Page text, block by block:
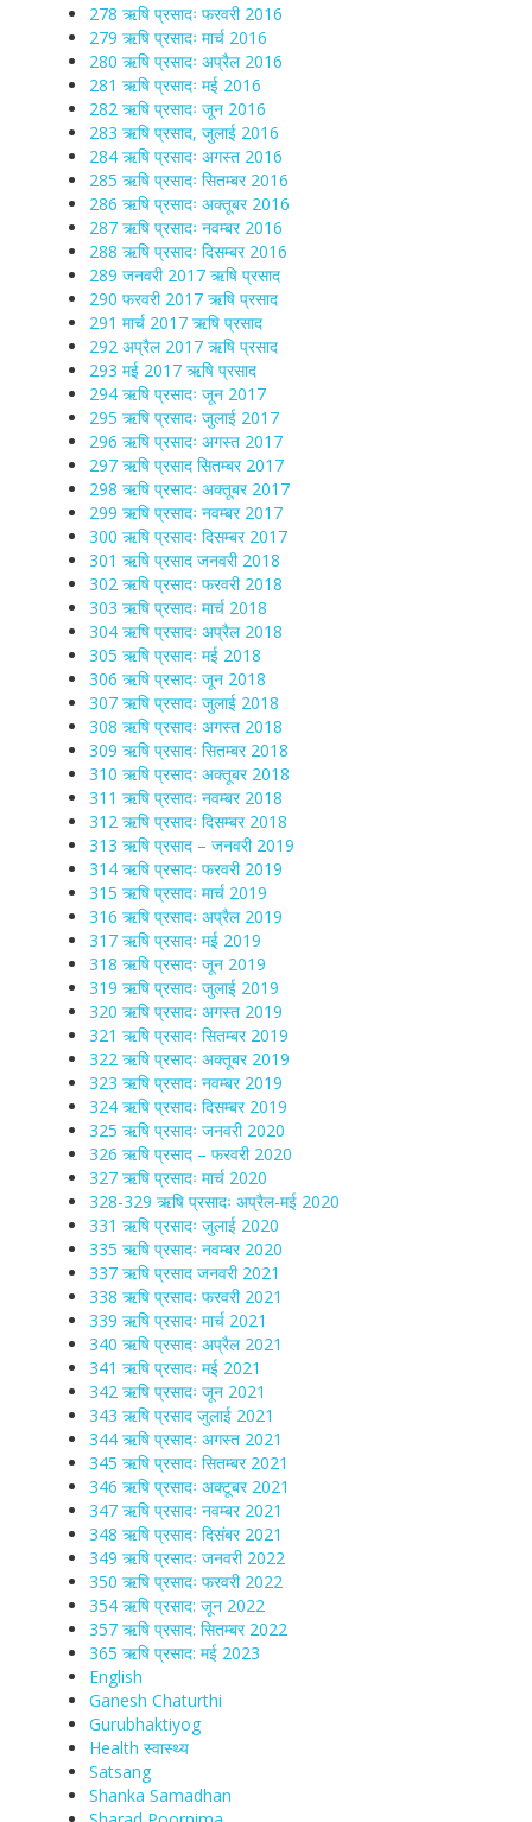
278 ऋषि प्रसादः फरवरी 2016
279 ऋषि प्रसादः मार्च 2016
280 ऋषि प्रसादः अप्रैल 2016
281 ऋषि प्रसादः मई 2016
282 ऋषि प्रसादः जून 2016
283 ऋषि प्रसाद, जुलाई 2016
284 ऋषि प्रसादः अगस्त 2016
285 ऋषि प्रसादः सितम्बर 2016
286 ऋषि प्रसादः अक्तूबर 2016
287 ऋषि प्रसादः नवम्बर 2016
288 ऋषि प्रसादः दिसम्बर 2016
289 जनवरी 2017 ऋषि प्रसाद
290 फरवरी 2017 ऋषि प्रसाद
291 मार्च 2017 ऋषि प्रसाद
292 अप्रैल 2017 ऋषि प्रसाद
293 मई 2017 ऋषि प्रसाद
294 ऋषि प्रसादः जून 2017
295 ऋषि प्रसादः जुलाई 2017
296 ऋषि प्रसादः अगस्त 2017
297 ऋषि प्रसाद सितम्बर 2017
298 ऋषि प्रसादः अक्तूबर 2017
299 ऋषि प्रसादः नवम्बर 2017
300 ऋषि प्रसादः दिसम्बर 2017
301 ऋषि प्रसाद जनवरी 2018
302 ऋषि प्रसादः फरवरी 2018
303 ऋषि प्रसादः मार्च 2018
304 ऋषि प्रसादः अप्रैल 2018
305 ऋषि प्रसादः मई 2018
306 ऋषि प्रसादः जून 2018
307 ऋषि प्रसादः जुलाई 2018
308 ऋषि प्रसादः अगस्त 2018
309 ऋषि प्रसादः सितम्बर 2018
310 ऋषि प्रसादः अक्तूबर 2018
311 ऋषि प्रसादः नवम्बर 2018
312 ऋषि प्रसादः दिसम्बर 2018
313 ऋषि प्रसाद – जनवरी 2019
314 ऋषि प्रसादः फरवरी 2019
315 ऋषि प्रसादः मार्च 2019
316 ऋषि प्रसादः अप्रैल 2019
317 ऋषि प्रसादः मई 2019
318 ऋषि प्रसादः जून 2019
319 ऋषि प्रसादः जुलाई 2019
320 ऋषि प्रसादः अगस्त 2019
321 ऋषि प्रसादः सितम्बर 2019
322 ऋषि प्रसादः अक्तूबर 2019
323 ऋषि प्रसादः नवम्बर 2019
324 ऋषि प्रसादः दिसम्बर 2019
325 ऋषि प्रसादः जनवरी 2020
326 ऋषि प्रसाद – फरवरी 2020
327 ऋषि प्रसादः मार्च 2020
328-329 ऋषि प्रसादः अप्रैल-मई 2020
331 ऋषि प्रसादः जुलाई 2020
335 ऋषि प्रसादः नवम्बर 2020
337 ऋषि प्रसाद जनवरी 2021
338 ऋषि प्रसादः फरवरी 2021
339 ऋषि प्रसादः मार्च 2021
340 ऋषि प्रसादः अप्रैल 2021
341 ऋषि प्रसादः मई 2021
342 ऋषि प्रसादः जून 2021
343 ऋषि प्रसाद जुलाई 2021
344 ऋषि प्रसादः अगस्त 2021
345 ऋषि प्रसादः सितम्बर 2021
346 ऋषि प्रसादः अक्टूबर 2021
347 ऋषि प्रसादः नवम्बर 2021
348 ऋषि प्रसादः दिसंबर 2021
349 ऋषि प्रसादः जनवरी 2022
350 ऋषि प्रसादः फरवरी 2022
354 ऋषि प्रसाद: जून 2022
357 ऋषि प्रसाद: सितम्बर 2022
365 ऋषि प्रसाद: मई 2023
English
Ganesh Chaturthi
Gurubhaktiyog
Health स्वास्‍थ्‍य
Satsang
Shanka Samadhan